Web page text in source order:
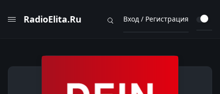
RadioElita.Ru Вход / Регистрация